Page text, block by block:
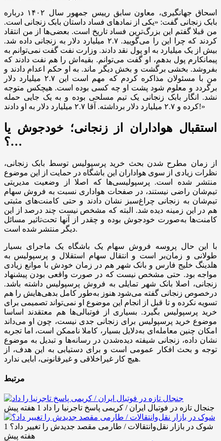
اسحاق جهانگیری، معاون سابق رییس جمهور سال ۱۴۰۲ درباره
بابک زنجانی گفت: «یکی از نماد‌های فساد داستان بابک زنجانی است.
من قبلا گفتم این بزرگ‌ترین فساد تاریخ است. بعضی‌ها از من انتقاد
کردند که چرا این را می‌گویید. ۲.۷ میلیارد دلار به زنجانی داده شد.
بیش از یک میلیارد به او پول نقد دادند. وزارت نفت گفت نمی‌توانم به
پیمانکارم پول بدهم، او گفت می‌توانم. بقیه‌اش را هم نفت دادند که
بفروشد. بخشی برگشت و بخش دیگر ماند. به او حکم اعدام دادند و
من با مسئولان مذاکره کردم که مهم است این ۲.۷ میلیارد دلار
برگردد و معلوم شود پشت او چه کسی بوده است. هیچکس متوجه
نشد. انگار بابک زنجانی یک تیم مسلحی بوده و به یک جایی حمله
کرده و ۲.۷ میلیارد دلار برداشته. آقا ۲.۷ میلیارد دلار به او دادند!»
استقبال هواداران از زنجانی؛ خودجوش یا
…؟
از زمان مطرح شدن بحث خرید پرسپولیس توسط بابک زنجانی،
نظرات زیادی از سوی هواداران این باشگاه در حمایت از این موضوع
منتشر شده است. پرسپولیسی‌ها که اصلا از وضعیت مدیریتی
تیم‌شان راضی نیستند، در صفحات هواداری نسبت به فروش سهام
تیم‌شان به زنجانی چراغ‌سبز نشان دادند و حتی کامنت‌های مثبتی
هم در این زمینه دیده شد. البته که مشخص نیست چند درصد از این
کامنت‌ها به‌صورت خودجوش بوده و چقدر از آنها تحت‌تاثیر مسائل
دیگر منتشر شده است.
با این حال پروسه فروش سهام یک باشگاه یک ماجرای بسیار
طولانی و زمان‌بر است و انتقال سهام استقلال و پرسپولیس به
هلدینگ خلیج فارس و بانک شهر هم در زمان خودش با موانع زیادی
مواجه بود. حتی مشخص نیست که در صورت واقعی بودن پیشنهاد
زنجانی، اصلا بانک شهر تمایلی به فروش پرسپولیس داشته باشد.
درخصوص زنجانی گفته می‌شود هنوز به‌طور کامل بدهی‌هایش را هم
تسویه نکرده و تا قبل از انجام این موضوع او نمی‌تواند تصمیمی برای
خرید پرسپولیس بگیرد. بسیاری از فوتبالی‌ها هم معتقدند اساسا
موضوع خرید پرسپولیس برای زنجانی جدی نیست، چون او می‌داند
امکان چنین معامله‌ای به‌دلایل بسیار، کاملا ناممکن است، اما تجربه
نشان داده، زنجانی شیفته دیده‌شدن در رسانه‌ها و تبدیل به موضوع
توجه و بحث افکار عمومی است و برای دستیابی به این هدف، از
هیچ کار غیراخلاقی و غیرقانونی، ابایی ندارد.
مرتبط
جنجال تازه در فوتبال ایران / کریمی پاسخ تاجرنیا را داد 1 هفته پیش
شوک در بازار نقل‌وانتقالات / طارمی مقصد جدیدش را تغییر داد؟ 1
هفته پیش